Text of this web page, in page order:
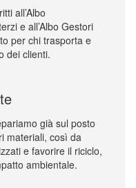
all’Albo
e all’Albo Gestori
per chi trasporta e
dei clienti.
già sul posto
materiali, così da
e favorire il riciclo,
ambientale.